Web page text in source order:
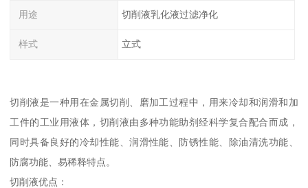
用途 切削液乳化液过滤净化
样式 立式
切削液是一种用在金属切削、磨加工过程中，用来冷却和润滑和加
工件的工业用液体，切削液由多种功能助剂经科学复合配合而成，
同时具备良好的冷却性能、润滑性能、防锈性能、除油清洗功能、
防腐功能、易稀释特点。
切削液优点：